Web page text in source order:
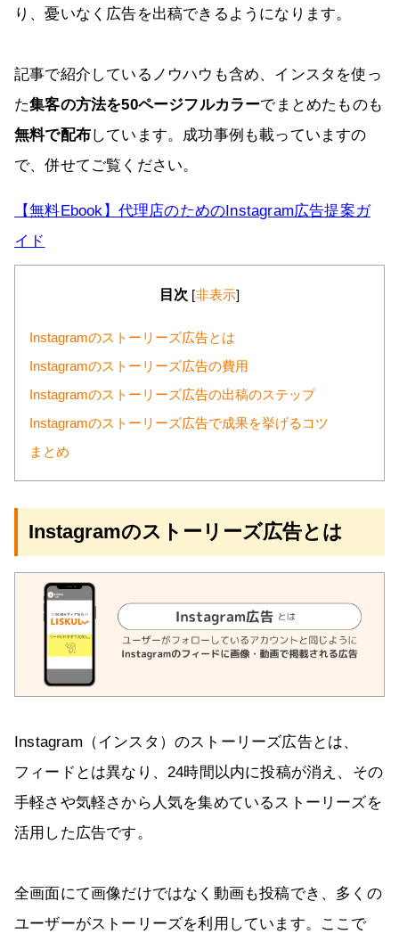
り、憂いなく広告を出稿できるようになります。
記事で紹介しているノウハウも含め、インスタを使っ
た集客の方法を50ページフルカラーでまとめたものも
無料で配布しています。成功事例も載っていますの
で、併せてご覧ください。
【無料Ebook】代理店のためのInstagram広告提案ガ
イド
目次 [非表示]
Instagramのストーリーズ広告とは
Instagramのストーリーズ広告の費用
Instagramのストーリーズ広告の出稿のステップ
Instagramのストーリーズ広告で成果を挙げるコツ
まとめ
Instagramのストーリーズ広告とは
Instagram（インスタ）のストーリーズ広告とは、
フィードとは異なり、24時間以内に投稿が消え、その
手軽さや気軽さから人気を集めているストーリーズを
活用した広告です。
全画面にて画像だけではなく動画も投稿でき、多くの
ユーザーがストーリーズを利用しています。ここで